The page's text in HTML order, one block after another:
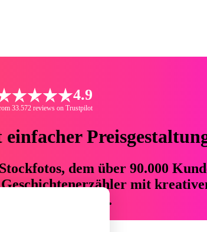
4.9
33.572 reviews on Trustpilot
dem über 90.000
mit
einsparen.